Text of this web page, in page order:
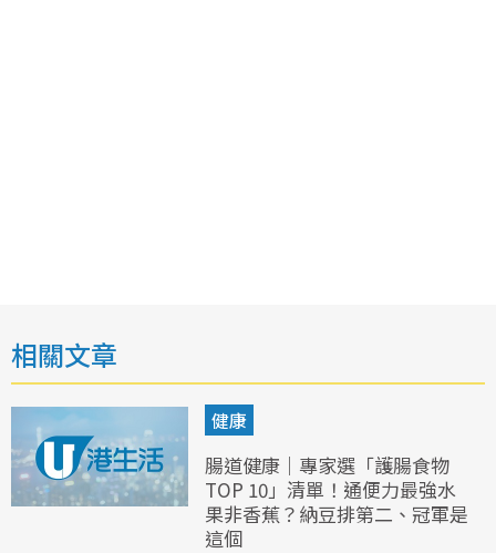
相關文章
健康
腸道健康｜專家選「護腸食物
TOP 10」清單！通便力最強水
果非香蕉？納豆排第二、冠軍是
這個